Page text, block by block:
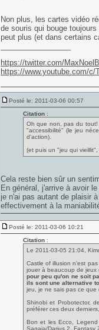
Non plus, les cartes vidéo
de souris qui bouge
peut plus (et dans certains
https://twitter.com/
https://www.youtube.com/c/
Posté le: 2011-03-06 00:57
Citation:
Oh que non, pas du tout!
"accessibilité" (le jeu
d'action).
(et puis un "jeu qui
Cela reste bien sûr un
En général, j'arrive à avoir
je n'ai pas autant de plaisir
effectivement à la
Posté le: 2011-03-06 10:21
Citation:
Le 2011-03-05 21:04,
Castle of illusion n'est
jouer à beaucoup de jeux
pour peu qu'on ne soit
ils sont une alternative
jeu, je ne sais pas ce que
Shinobi et Probotector,
préférer ces deux
Bon et les Ecco,
Sagaia/Darius 2, Fantasy